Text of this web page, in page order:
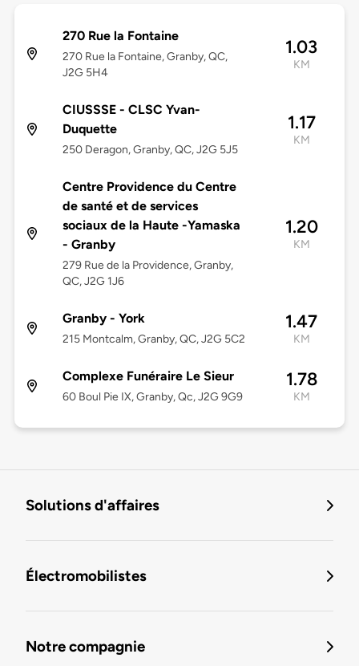
270 Rue la Fontaine
270 Rue la Fontaine, Granby, QC,
J2G 5H4
1.03
KM
CIUSSSE - CLSC Yvan-
Duquette
250 Deragon, Granby, QC, J2G 5J5
1.17
KM
Centre Providence du Centre
de santé et de services
sociaux de la Haute -Yamaska
- Granby
279 Rue de la Providence, Granby,
QC, J2G 1J6
1.20
KM
Granby - York
215 Montcalm, Granby, QC, J2G 5C2
1.47
KM
Complexe Funéraire Le Sieur
60 Boul Pie IX, Granby, Qc, J2G 9G9
1.78
KM
Solutions d'affaires
Électromobilistes
Notre compagnie